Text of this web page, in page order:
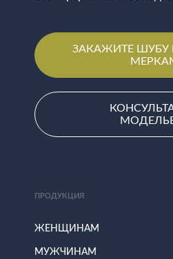
ЗАКАЖИТЕ
ПРОДУКЦИЯ
ЖЕНЩИНАМ
МУЖЧИНАМ